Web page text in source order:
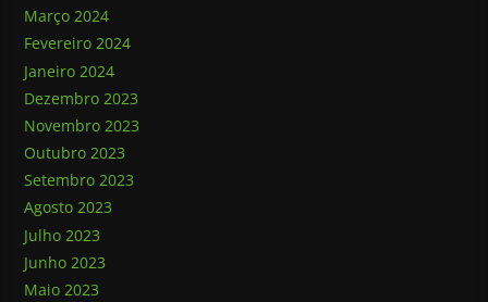
Março 2024
Fevereiro 2024
Janeiro 2024
Dezembro 2023
Novembro 2023
Outubro 2023
Setembro 2023
Agosto 2023
Julho 2023
Junho 2023
Maio 2023